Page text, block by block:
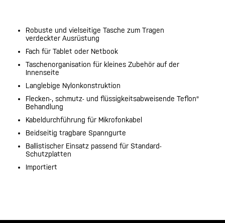
Robuste und vielseitige Tasche zum Tragen
verdeckter Ausrüstung
Fach für Tablet oder Netbook
Taschenorganisation für kleines Zubehör auf der
Innenseite
Langlebige Nylonkonstruktion
Flecken-, schmutz- und flüssigkeitsabweisende Teflon®
Behandlung
Kabeldurchführung für Mikrofonkabel
Beidseitig tragbare Spanngurte
Ballistischer Einsatz passend für Standard-
Schutzplatten
Importiert